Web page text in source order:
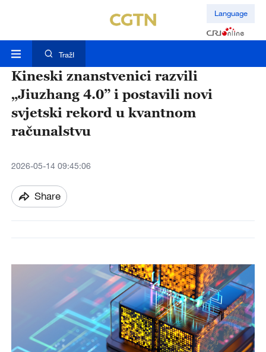
Language
TražI
Kineski znanstvenici razvili
„Jiuzhang 4.0” i postavili novi
svjetski rekord u kvantnom
računalstvu
2026-05-14 09:45:06
Share